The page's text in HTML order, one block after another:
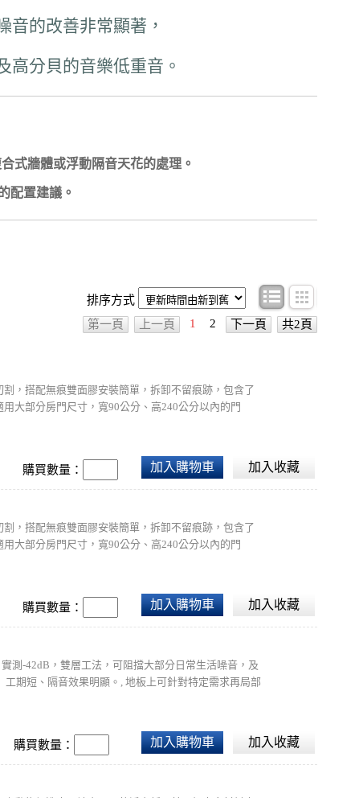
的改善非常顯著，
高分貝的音樂低重音。
式牆體或浮動隔音天花的處理。
配置建議。
排序方式
條目顯示
第一頁 上一頁 1 2 下一頁 共2頁
，搭配無痕雙面膠安裝簡單，拆卸不留痕跡，包含了
大部分房門尺寸，寬90公分、高240公分以內的門
購買數量： 加入購物車 加入收藏
，搭配無痕雙面膠安裝簡單，拆卸不留痕跡，包含了
大部分房門尺寸，寬90公分、高240公分以內的門
購買數量： 加入購物車 加入收藏
測-42dB，雙層工法，可阻擋大部分日常生活噪音，及
期短、隔音效果明顯。, 地板上可針對特定需求再局部
購買數量： 加入購物車 加入收藏